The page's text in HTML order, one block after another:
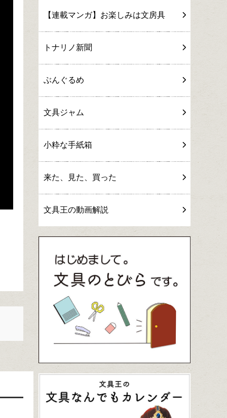
【連載マンガ】お楽しみは文房具
トナリノ新聞
ぶんぐるめ
文具ジャム
小粋な手紙箱
来た、見た、買った
文具王の動画解説